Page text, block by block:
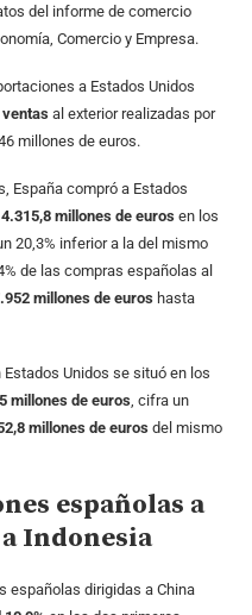
del informe de comercio
Comercio y Empresa.
a Estados Unidos
ventas al exterior realizadas por
millones de euros.
España compró a Estados
millones de euros en los
20,3% inferior a la del mismo
de las compras españolas al
millones de euros hasta
Unidos se situó en los
millones de euros , cifra un
millones de euros del mismo
españolas a
Indonesia
españolas dirigidas a China